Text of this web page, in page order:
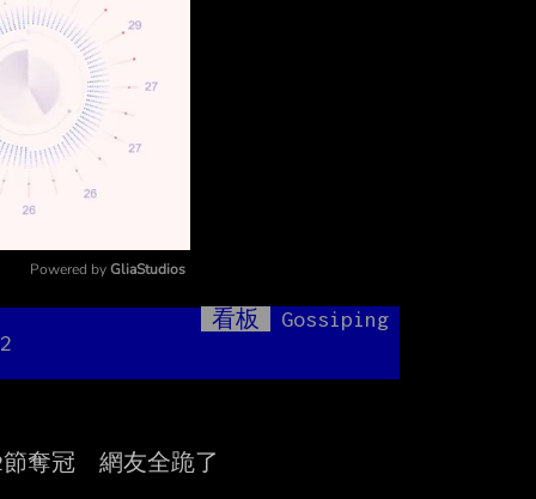
Powered by GliaStudios
看板
Gossiping
奪冠　網友全跪了